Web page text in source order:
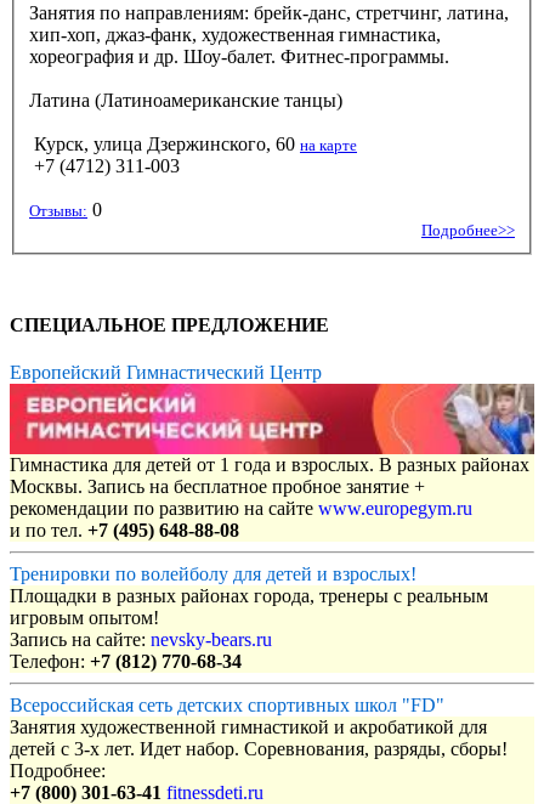
Занятия по направлениям: брейк-данс, стретчинг, латина,
хип-хоп, джаз-фанк, художественная гимнастика,
хореография и др. Шоу-балет. Фитнес-программы.
Латина (Латиноамериканские танцы)
Курск, улица Дзержинского, 60 на карте
+7 (4712) 311-003
Отзывы: 0
Подробнее>>
СПЕЦИАЛЬНОЕ ПРЕДЛОЖЕНИЕ
Европейский Гимнастический Центр
Гимнастика для детей от 1 года и взрослых. В разных районах
Москвы. Запись на бесплатное пробное занятие +
рекомендации по развитию на сайте www.europegym.ru
и по тел. +7 (495) 648-88-08
Тренировки по волейболу для детей и взрослых!
Площадки в разных районах города, тренеры с реальным
игровым опытом!
Запись на сайте: nevsky-bears.ru
Телефон: +7 (812) 770-68-34
Всероссийская сеть детских спортивных школ "FD"
Занятия художественной гимнастикой и акробатикой для
детей с 3-х лет. Идет набор. Соревнования, разряды, сборы!
Подробнее:
+7 (800) 301-63-41 fitnessdeti.ru